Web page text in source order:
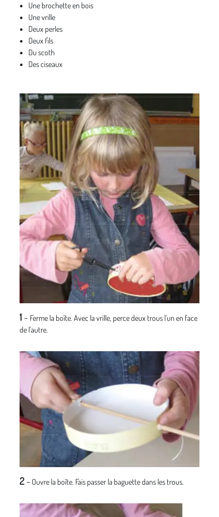
Une brochette en bois
Une vrille
Deux perles
Deux fils
Du scoth
Des ciseaux
1- Ferme la boîte. Avec la vrille, perce deux trous l'un en face
de l'autre.
2- Ouvre la boîte. Fais passer la baguette dans les trous.